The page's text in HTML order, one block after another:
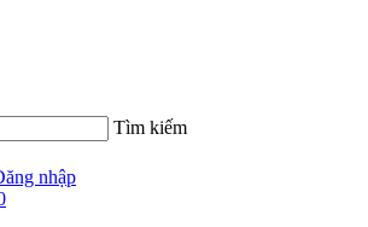
Tìm kiếm
nhập